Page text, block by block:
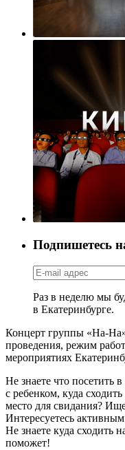
Подпишетесь
Раз в неделю мы
в Екатеринбурге.
Концерт группы «На-
проведения, режим
мероприятиях
Не знаете что посетить
с ребенком, куда
место для свидания?
Интересуетесь
Не знаете куда сходить
поможет!